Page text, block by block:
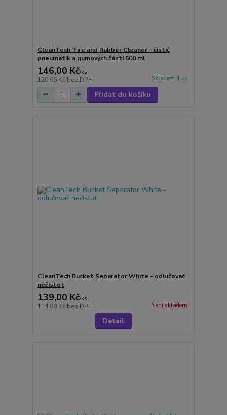
CleanTech Tire and Rubber Cleaner - čistič
pneumatik a gumových částí 500 ml
146,00 Kč/ks
120,66 Kč bez DPH Skladem 4 ks
Přidat do košíku
CleanTech Bucket Separator White - odlučovač
nečistot
139,00 Kč/ks
114,88 Kč bez DPH Není skladem
Detail